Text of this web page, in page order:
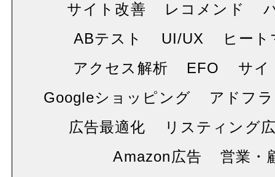
サイト改善
レコメンド
ABテスト
UI/UX
ヒー
アクセス解析
EFO
サイ
Googleショッピング
アドフ
広告最適化
リスティング
Amazon広告
営業・